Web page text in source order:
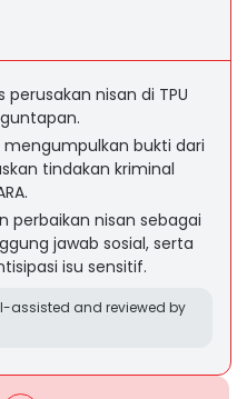
perusakan nisan di TPU
mengumpulkan bukti dari
tindakan kriminal
perbaikan nisan sebagai
jawab sosial, serta
isu sensitif.
assisted and reviewed by